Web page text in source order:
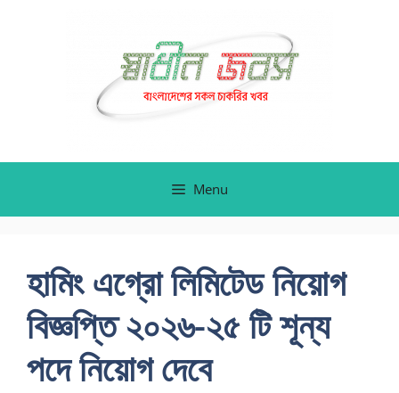
Menu
হামিং এগ্রো লিমিটেড নিয়োগ
বিজ্ঞপ্তি ২০২৬-২৫ টি শূন্য
পদে নিয়োগ দেবে